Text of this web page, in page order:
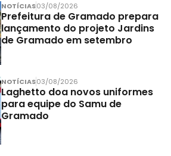
NOTÍCIAS03/08/2026
Prefeitura de Gramado prepara
lançamento do projeto Jardins
de Gramado em setembro
NOTÍCIAS03/08/2026
Laghetto doa novos uniformes
para equipe do Samu de
Gramado